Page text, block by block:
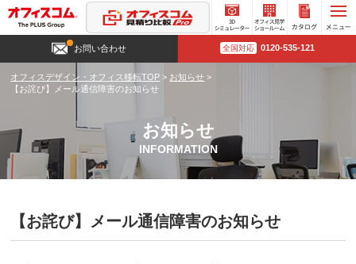
3D
シミュ
オフィ
ス見学
お問い合わせ 全国対応 0120-535-121
オフィスデザイン・オフィス移転TOP > お知らせ >
【お詫び】メール通信障害のお知らせ
お知らせ
INFORMATION
【お詫び】メール通信障害のお知らせ